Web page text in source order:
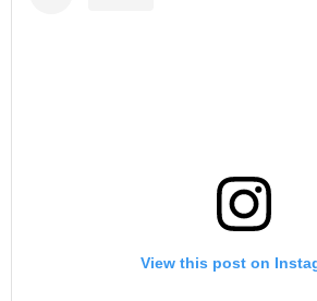
View this post on